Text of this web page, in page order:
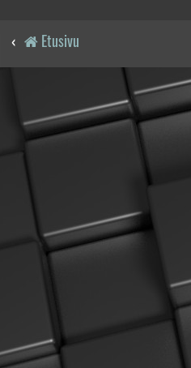
Etusivu